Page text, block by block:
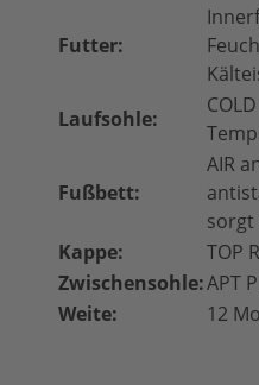
Futter:
Laufsohle:
Fußbett:
AIR
sorgt
Kappe:
TOP
Zwischensohle:APT
Weite:
12